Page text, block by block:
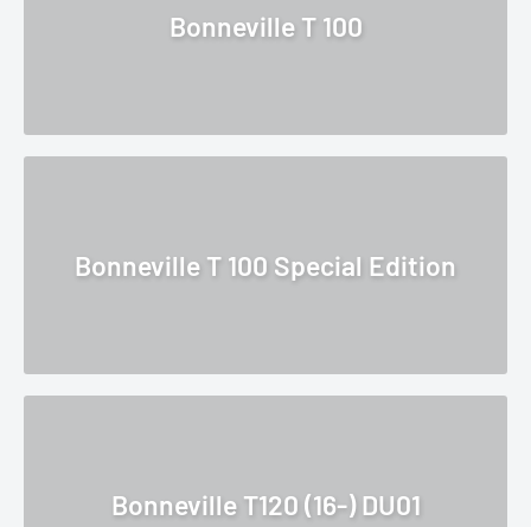
Bonneville T 100
Bonneville T 100 Special Edition
Bonneville T120 (16-) DU01